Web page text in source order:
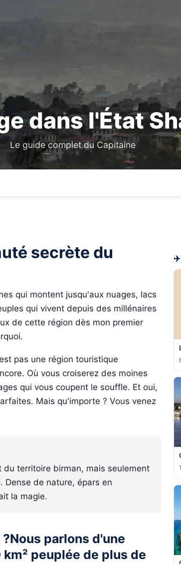
dans l'État
Le guide complet du Capitaine
secrète du
qui montent jusqu'aux nuages, lacs
qui vivent depuis des millénaires
de cette région dès mon premier
pas une région touristique
Où vous croiserez des moines
qui vous coupent le souffle. Et oui,
Mais qu'importe ? Vous venez
du territoire birman, mais seulement
Dense de nature, épars en
la magie.
parlons d'une
peuplée de plus de
✈️